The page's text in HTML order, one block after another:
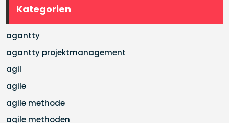
Kategorien
agantty
agantty projektmanagement
agil
agile
agile methode
agile methoden